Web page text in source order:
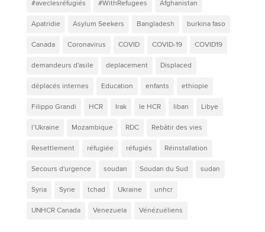
#aveclesréfugiés #WithRefugees Afghanistan
Apatridie Asylum Seekers Bangladesh burkina faso
Canada Coronavirus COVID COVID-19 COVID19
demandeurs d'asile deplacement Displaced
déplacés internes Education enfants ethiopie
Filippo Grandi HCR Irak le HCR liban Libye
l’Ukraine Mozambique RDC Rebâtir des vies
Resettlement réfugiée réfugiés Réinstallation
Secours d'urgence soudan Soudan du Sud sudan
Syria Syrie tchad Ukraine unhcr
UNHCR Canada Venezuela Vénézuéliens